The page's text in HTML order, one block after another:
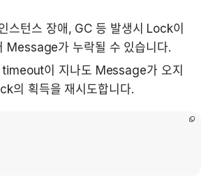
스턴스 장애, GC 등 발생시 Lock이
Message가 누락될 수 있습니다.
이 지나도 Message가 오지
의 획득을 재시도합니다.